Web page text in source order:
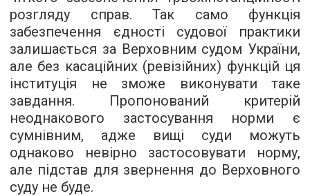
розгляду справ. Так само функція
забезпечення єдності судової практики
залишається за Верховним судом України,
але без касаційних (ревізійних) функцій ця
інституція не зможе виконувати таке
завдання. Пропонований критерій
неоднакового застосування норми є
сумнівним, адже вищі суди можуть
однаково невірно застосовувати норму,
але підстав для звернення до Верховного
суду не буде.